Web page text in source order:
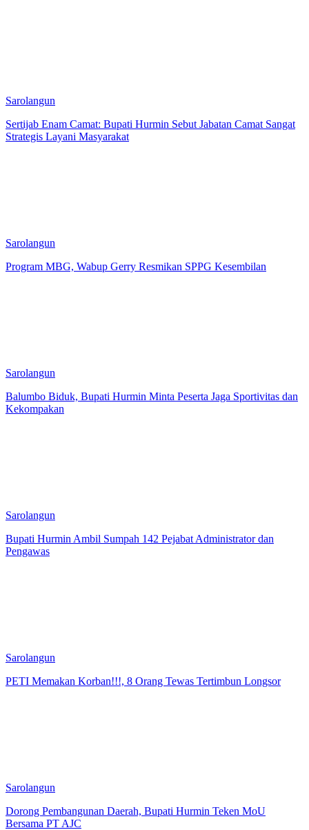
Sarolangun
Sertijab Enam Camat: Bupati Hurmin Sebut Jabatan Camat Sangat
Strategis Layani Masyarakat
Sarolangun
Program MBG, Wabup Gerry Resmikan SPPG Kesembilan
Sarolangun
Balumbo Biduk, Bupati Hurmin Minta Peserta Jaga Sportivitas dan
Kekompakan
Sarolangun
Bupati Hurmin Ambil Sumpah 142 Pejabat Administrator dan
Pengawas
Sarolangun
PETI Memakan Korban!!!, 8 Orang Tewas Tertimbun Longsor
Sarolangun
Dorong Pembangunan Daerah, Bupati Hurmin Teken MoU
Bersama PT AJC